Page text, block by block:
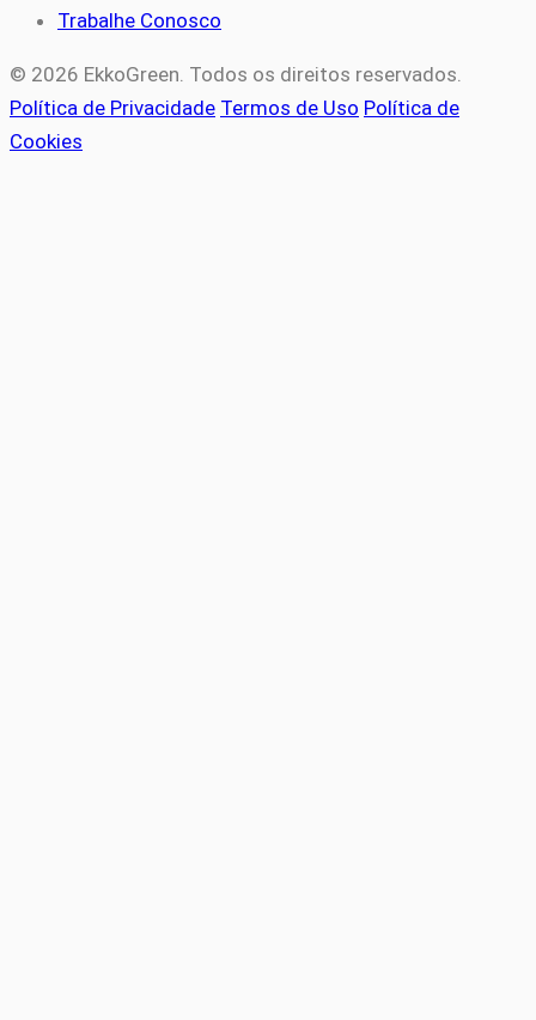
Trabalhe Conosco
© 2026 EkkoGreen. Todos os direitos reservados.
Política de Privacidade Termos de Uso Política de
Cookies